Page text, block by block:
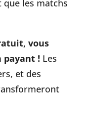
que les matchs
vous
payant ! Les
et des